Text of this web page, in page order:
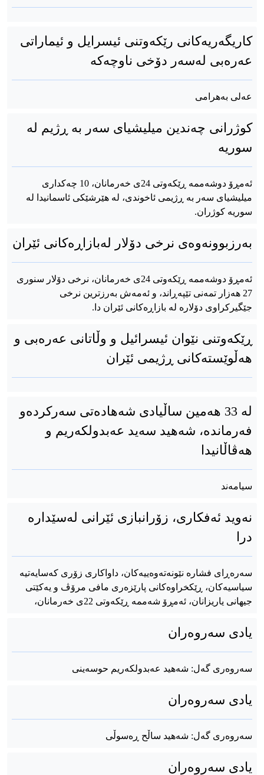
کاریگەریەکانی رێکەوتنی ئیسرایل و ئیماراتی
عەرەبی لەسەر دۆخی ناوچەکە
عەلی بەهرامی
کوژرانی چەندین میلیشیای سەر بە ڕژیم لە
سوریە
ئەمڕۆ دوشەممە ڕێکەوتی 24ی خەرمانان، 10 چەکداری
میلیشیای سەر بە ڕژیمی ئاخوندی، لە هێرشێکی ئاسمانیدا لە
سوریە کوژران.
بەرزبوونەوەی نرخی دۆلار لەبازاڕەکانی ئێران
ئەمڕۆ دوشەممە ڕێکەوتی 24ی خەرمانان، نرخی دۆلار سنوری
27 هەزار تمەنی تێپەڕاند، و ئەمەش بەرزترین نرخی
جێگیرکراوی دۆلارە لە بازاڕەکانی ئێران دا.
ڕێکەوتنی نێوان ئیسرائیل و وڵاتانی عەرەبی و
هەڵوێستەکانی ڕژیمی ئێران
لە 33 هەمین ساڵیادی شەهادەتی سەرکردەو
فەرماندە، شەهید سەید عەبدولکەریم و
هەڤاڵانیدا
سیامەند
نەوید ئەفکاری، زۆرانبازی ئێرانی لەسێدارە
درا
سەرەڕای فشارە نێونەتەوەییەکان، داواکاری زۆری کەسایەتیە
سیاسیەکان، ڕێکخراوەکانی پارێزەری مافی مرۆڤ و یەکێتی
جیهانی یاریزانان، ئەمڕۆ شەممە ڕێکەوتی 22ی خەرمانان،
یادی سەروەران
سەروەری گەل: شەهید عەبدولکەریم حوسەینی
یادی سەروەران
سەروەری گەل: شەهید ساڵح ڕەسوڵی
یادی سەروەران